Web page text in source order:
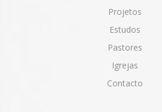
Projetos
Estudos
Pastores
Igrejas
Contacto